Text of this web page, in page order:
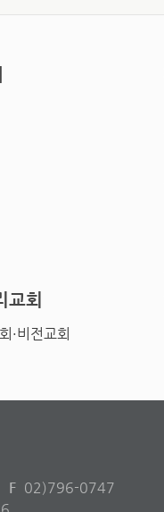
교회
·비전교회
F 02)796-0747